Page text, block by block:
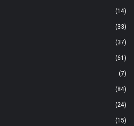
(14)
(33)
(37)
(61)
(7)
(84)
(24)
(15)